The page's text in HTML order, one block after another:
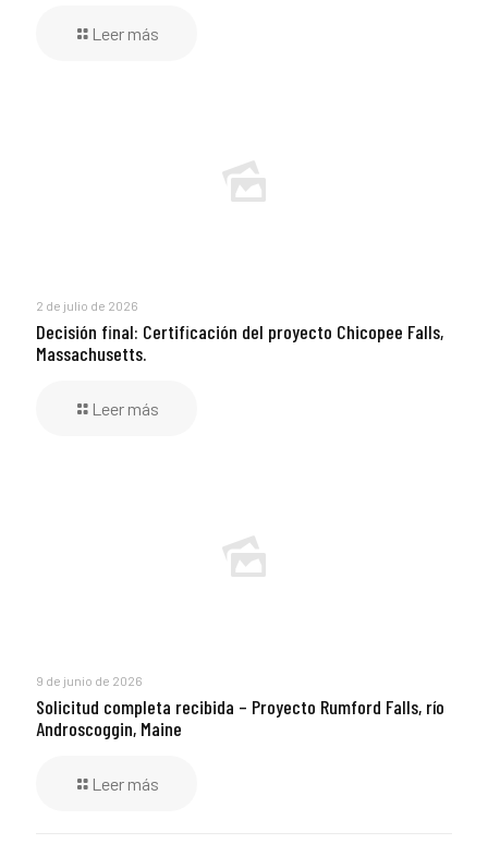
Leer más
2 de julio de 2026
Decisión final: Certificación del proyecto Chicopee Falls,
Massachusetts.
Leer más
9 de junio de 2026
Solicitud completa recibida – Proyecto Rumford Falls, río
Androscoggin, Maine
Leer más